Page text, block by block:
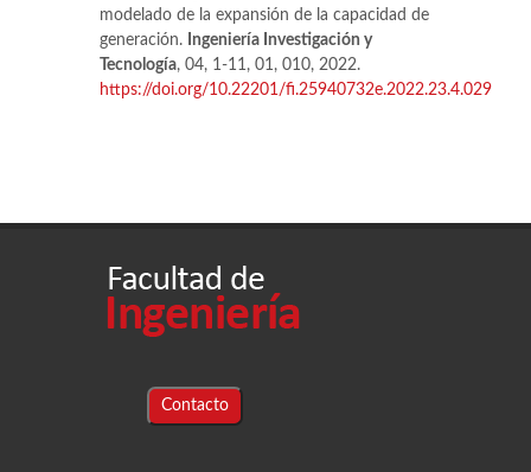
modelado de la expansión de la capacidad de
generación. Ingeniería Investigación y
Tecnología, 04, 1-11, 01, 010, 2022.
https://doi.org/10.22201/fi.25940732e.2022.23.4.029
Contacto